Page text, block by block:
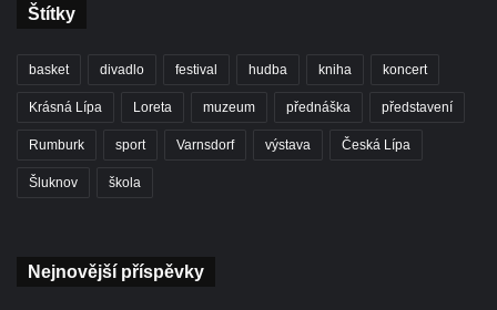
Štítky
basket divadlo festival hudba kniha koncert
Krásná Lípa Loreta muzeum přednáška představení
Rumburk sport Varnsdorf výstava Česká Lípa
Šluknov škola
Nejnovější příspěvky